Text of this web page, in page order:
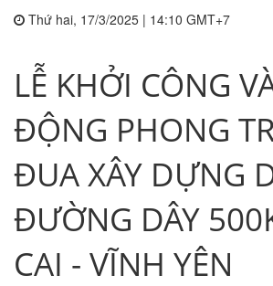
Thứ hai, 17/3/2025 | 14:10 GMT+7
LỄ KHỞI CÔNG
ĐỘNG PHONG
ĐUA XÂY DỰNG
ĐƯỜNG DÂY
CAI - VĨNH YÊN